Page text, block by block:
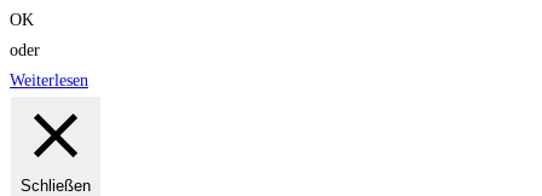
OK
oder
Weiterlesen
Schließen